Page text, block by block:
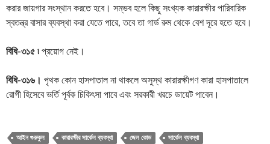
করার জায়গার সংস্থান করতে হবে। সম্ভব হলে কিছু সংখ্যক কারারক্ষীর পারিবারিক
স্বতন্ত্র বাসার ব্যবস্থা করা যেতে পারে, তবে তা গার্ড রুম থেকে বেশ দূরে হতে হবে।
বিধি-৩১৫ ৷ প্রয়োগ নেই।
বিধি-৩১৬। পৃথক কোন হাসপাতাল না থাকলে অসুস্থ কারারক্ষীগণ কারা হাসপাতালে
রোগী হিসেবে ভর্তি পূর্বক চিকিৎসা পাবে এবং সরকারী খরচে ডায়েট পাবেন।
আইন গুরুকুল কারারক্ষীর সার্কেল ব্যবস্থা জেল কোড সার্কেল ব্যবস্থা